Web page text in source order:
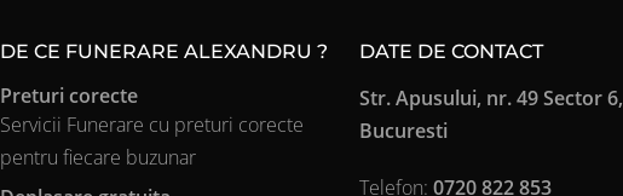
DE CE FUNERARE ALEXANDRU ?
Preturi corecte
Servicii Funerare cu preturi corecte
pentru fiecare buzunar
DATE DE CONTACT
Str. Apusului, nr. 49 Sector 6,
Bucuresti
Telefon: 0720 822 853